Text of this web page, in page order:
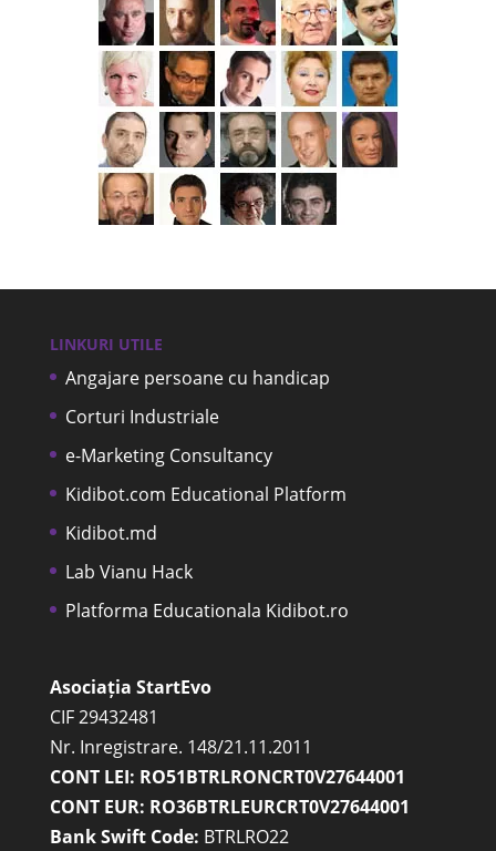
LINKURI UTILE
Angajare persoane cu handicap
Corturi Industriale
e-Marketing Consultancy
Kidibot.com Educational Platform
Kidibot.md
Lab Vianu Hack
Platforma Educationala Kidibot.ro
Asociația StartEvo
CIF 29432481
Nr. Inregistrare. 148/21.11.2011
CONT LEI: RO51BTRLRONCRT0V27644001
CONT EUR: RO36BTRLEURCRT0V27644001
Bank Swift Code: BTRLRO22